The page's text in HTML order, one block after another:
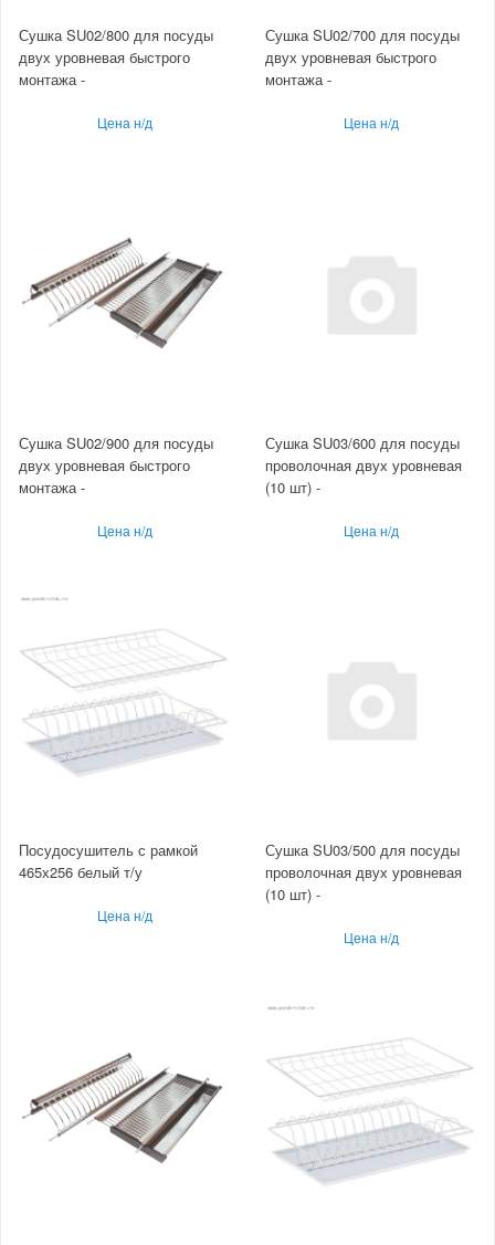
Сушка SU02/800 для посуды
двух уровневая быстрого
монтажа -
Цена н/д
Сушка SU02/700 для посуды
двух уровневая быстрого
монтажа -
Цена н/д
Сушка SU02/900 для посуды
двух уровневая быстрого
монтажа -
Цена н/д
Сушка SU03/600 для посуды
проволочная двух уровневая
(10 шт) -
Цена н/д
Посудосушитель с рамкой
465х256 белый т/у
Цена н/д
Сушка SU03/500 для посуды
проволочная двух уровневая
(10 шт) -
Цена н/д